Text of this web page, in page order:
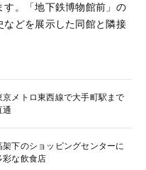
す。「地下鉄博物館前」の
どを展示した同館と隣接
京メトロ東西線で大手町駅まで
通
架下のショッピングセンターに
彩な飲食店